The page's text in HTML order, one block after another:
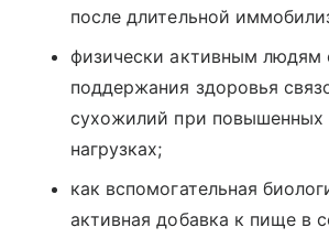
после длительной
физически активным людям
поддержания здоровья
сухожилий при повышенных
нагрузках;
как вспомогательная
активная добавка к пище в